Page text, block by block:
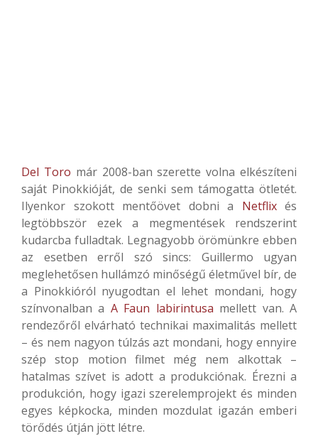
Del Toro már 2008-ban szerette volna elkészíteni
saját Pinokkióját, de senki sem támogatta ötletét.
Ilyenkor szokott mentőövet dobni a Netflixés
legtöbbször ezek a megmentések rendszerint
kudarcba fulladtak. Legnagyobb örömünkre ebben
az esetben erről szó sincs: Guillermo ugyan
meglehetősen hullámzó minőségű életművel bír, de
a Pinokkióról nyugodtan el lehet mondani, hogy
színvonalban a A Faun labirintusa mellett van. A
rendezőről elvárható technikai maximalitás mellett
– és nem nagyon túlzás azt mondani, hogy ennyire
szép stop motion filmet még nem alkottak –
hatalmas szívet is adott a produkciónak. Érezni a
produkción, hogy igazi szerelemprojekt és minden
egyes képkocka, minden mozdulat igazán emberi
törődés útján jött létre.